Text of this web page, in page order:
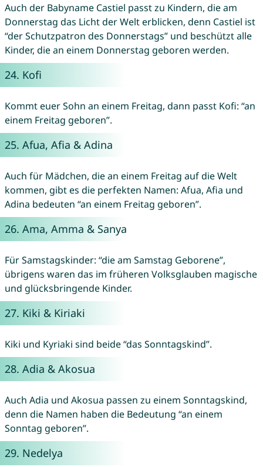
Auch der Babyname Castiel passt zu Kindern, die am
Donnerstag das Licht der Welt erblicken, denn Castiel ist
“der Schutzpatron des Donnerstags” und beschützt alle
Kinder, die an einem Donnerstag geboren werden.
24. Kofi
Kommt euer Sohn an einem Freitag, dann passt Kofi: “an
einem Freitag geboren”.
25. Afua, Afia & Adina
Auch für Mädchen, die an einem Freitag auf die Welt
kommen, gibt es die perfekten Namen: Afua, Afia und
Adina bedeuten “an einem Freitag geboren”.
26. Ama, Amma & Sanya
Für Samstagskinder: “die am Samstag Geborene”,
übrigens waren das im früheren Volksglauben magische
und glücksbringende Kinder.
27. Kiki & Kiriaki
Kiki und Kyriaki sind beide “das Sonntagskind”.
28. Adia & Akosua
Auch Adia und Akosua passen zu einem Sonntagskind,
denn die Namen haben die Bedeutung “an einem
Sonntag geboren”.
29. Nedelya